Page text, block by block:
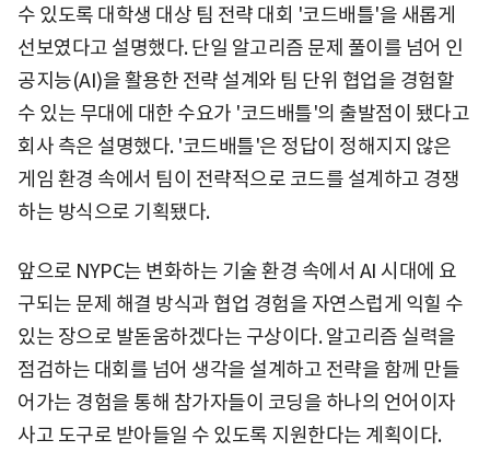
수 있도록 대학생 대상 팀 전략 대회 '코드배틀'을 새롭게
선보였다고 설명했다. 단일 알고리즘 문제 풀이를 넘어 인
공지능(AI)을 활용한 전략 설계와 팀 단위 협업을 경험할
수 있는 무대에 대한 수요가 '코드배틀'의 출발점이 됐다고
회사 측은 설명했다. '코드배틀'은 정답이 정해지지 않은
게임 환경 속에서 팀이 전략적으로 코드를 설계하고 경쟁
하는 방식으로 기획됐다.
앞으로 NYPC는 변화하는 기술 환경 속에서 AI 시대에 요
구되는 문제 해결 방식과 협업 경험을 자연스럽게 익힐 수
있는 장으로 발돋움하겠다는 구상이다. 알고리즘 실력을
점검하는 대회를 넘어 생각을 설계하고 전략을 함께 만들
어가는 경험을 통해 참가자들이 코딩을 하나의 언어이자
사고 도구로 받아들일 수 있도록 지원한다는 계획이다.